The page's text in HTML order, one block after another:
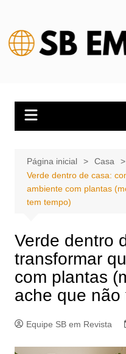
conteúdo
Página inicial
Casa
Verde dentro de casa:
ambiente com plantas
tem tempo)
Verde dentro
transformar
com plantas
ache que não
Equipe SB em Revista